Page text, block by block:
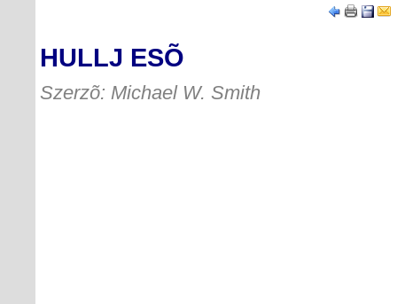
HULLJ ESÕ
Szerzõ: Michael W. Smith